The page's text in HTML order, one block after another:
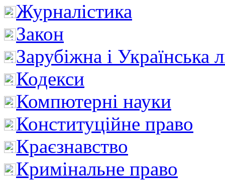
Журналістика
Закон
Зарубіжна і Українська
Кодекси
Компютерні науки
Конституційне право
Краєзнавство
Кримінальне право